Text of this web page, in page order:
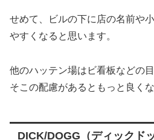
せめて、ビルの下に店の名前や
やすくなると思います。
他のハッテン場はビ看板などの
そこの配慮があるともっと良く
DICK/DOGG（ディックド